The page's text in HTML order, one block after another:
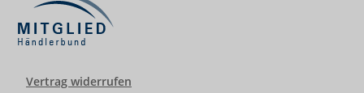
Vertrag widerrufen